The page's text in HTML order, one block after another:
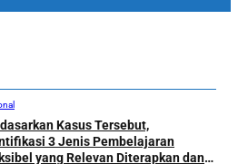
Kasus Tersebut,
3 Jenis Pembelajaran
yang Relevan Diterapkan dan